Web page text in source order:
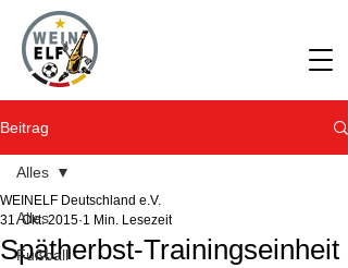
Beitrag
Alles
Fußball
Alles
Spätherbst-Trainingseinheit
WEINELF Deutschland e.V.
31. Okt. 2015 1 Min. Lesezeit